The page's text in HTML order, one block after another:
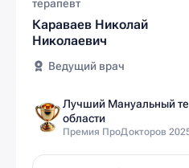
терапевт
Караваев Николай
Николаевич
Ведущий врач
Лучший Мануальный
области
Премия ПроДокторов